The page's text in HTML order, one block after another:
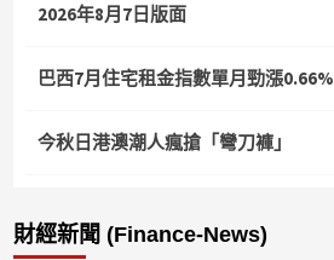
2026年8月7日版面
巴西7月住宅租金指數單月勁漲0.66%
今秋日港澳潮人瘋搶「彎刀褲」
財經新聞 (Finance-News)